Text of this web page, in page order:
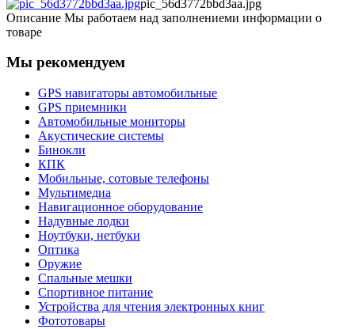
pic_56d3772bbd3aa.jpg
Описание Мы работаем над заполнениеми информации о
товаре
Мы рекомендуем
GPS навигаторы автомобильные
GPS приемники
Автомобильные мониторы
Акустические системы
Бинокли
КПК
Мобильные, сотовые телефоны
Мультимедиа
Навигационное оборудование
Надувные лодки
Ноутбуки, нетбуки
Оптика
Оружие
Спальные мешки
Спортивное питание
Устройства для чтения электронных книг
Фототовары